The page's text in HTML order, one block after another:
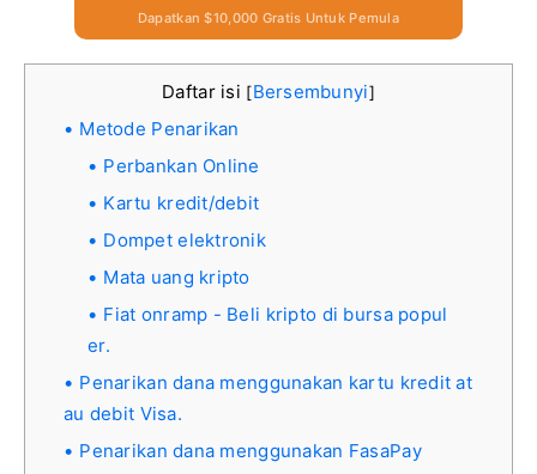
Dapatkan $10,000 Gratis Untuk Pemula
Daftar isi [Bersembunyi]
Metode Penarikan
Perbankan Online
Kartu kredit/debit
Dompet elektronik
Mata uang kripto
Fiat onramp - Beli kripto di bursa popul
er.
Penarikan dana menggunakan kartu kredit at
au debit Visa.
Penarikan dana menggunakan FasaPay